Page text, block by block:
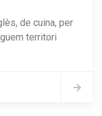
de cuina, per
territori